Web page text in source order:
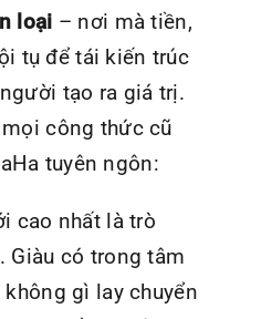
loại – nơi mà tiền,
tụ để tái kiến trúc
tạo ra giá trị.
công thức cũ
tuyên ngôn:
cao nhất là trò
Giàu có trong tâm
gì lay chuyển